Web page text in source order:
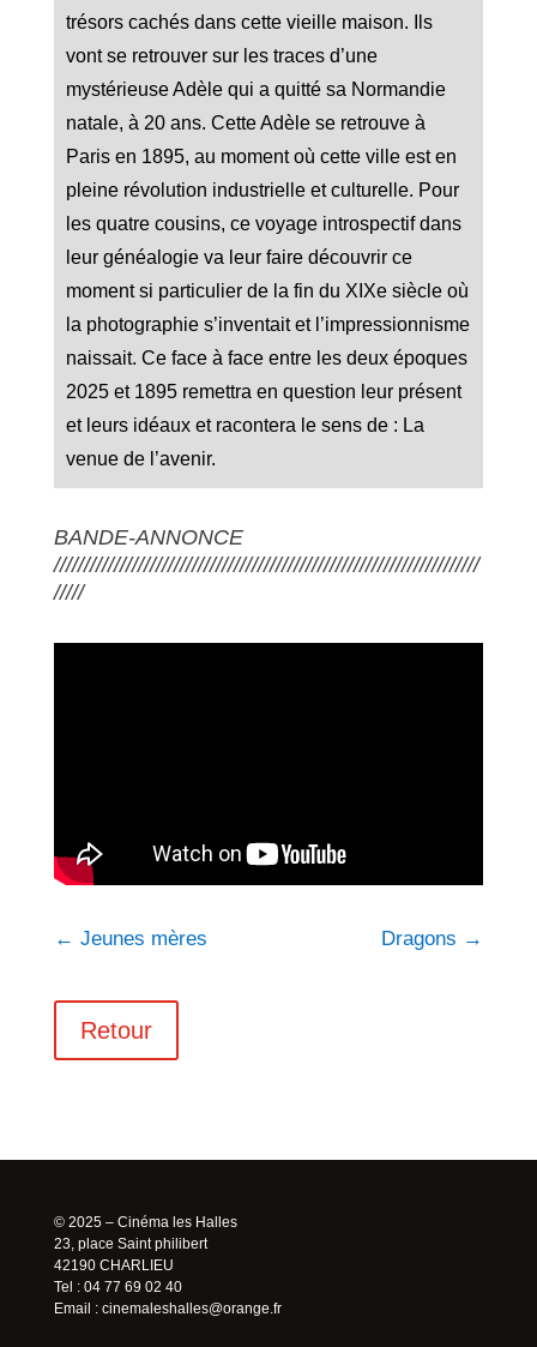
trésors cachés dans cette vieille maison. Ils
vont se retrouver sur les traces d’une
mystérieuse Adèle qui a quitté sa Normandie
natale, à 20 ans. Cette Adèle se retrouve à
Paris en 1895, au moment où cette ville est en
pleine révolution industrielle et culturelle. Pour
les quatre cousins, ce voyage introspectif dans
leur généalogie va leur faire découvrir ce
moment si particulier de la fin du XIXe siècle où
la photographie s’inventait et l’impressionnisme
naissait. Ce face à face entre les deux époques
2025 et 1895 remettra en question leur présent
et leurs idéaux et racontera le sens de : La
venue de l’avenir.
BANDE-ANNONCE
///////////////////////////////////////////////////////////////////////
/////
← Jeunes mères Dragons →
Retour
© 2025 – Cinéma les Halles
23, place Saint philibert
42190 CHARLIEU
Tel : 04 77 69 02 40
Email : cinemaleshalles@orange.fr